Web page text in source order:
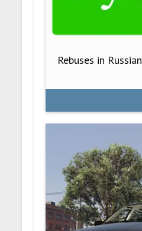
Rebuses in Russian